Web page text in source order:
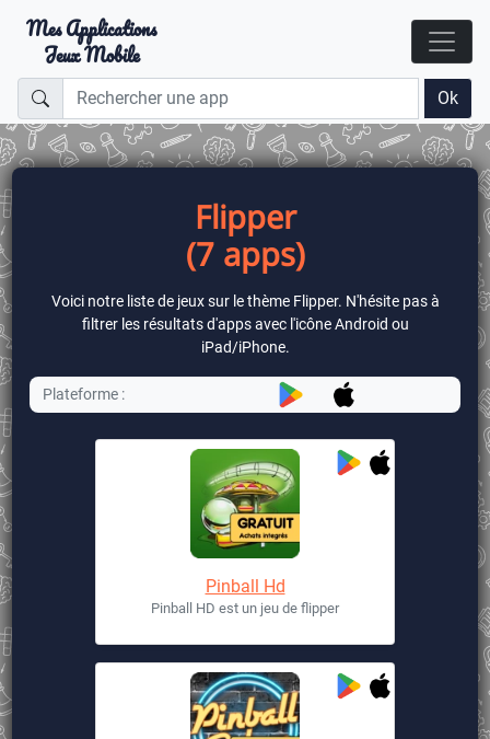
Mes Applications
Jeux Mobile
Ok
Flipper
(7 apps)
Voici notre liste de jeux sur le thème Flipper. N'hésite pas à
filtrer les résultats d'apps avec l'icône Android ou
iPad/iPhone.
Plateforme :
Pinball Hd
Pinball HD est un jeu de flipper